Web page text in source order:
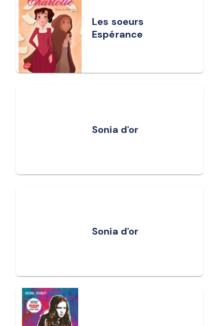
Les soeurs
Espérance
Sonia d'or
Sonia d'or